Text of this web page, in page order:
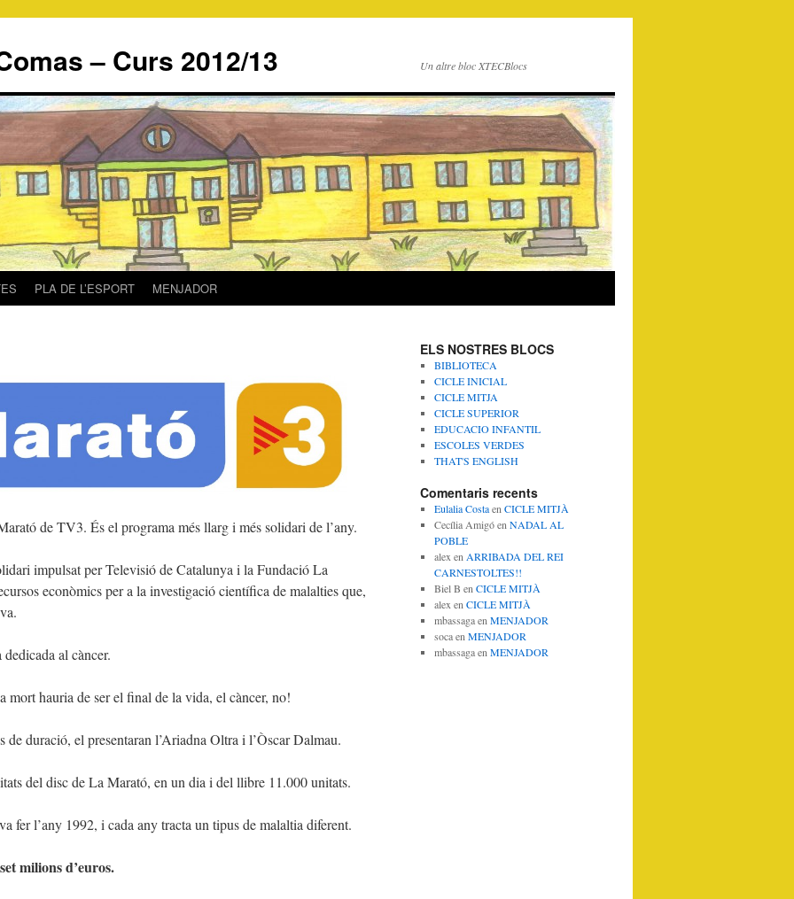
– Curs 2012/13 Un altre bloc XTECBlocs
PLA DE L’ESPORT MENJADOR
de TV3. És el programa més llarg i més solidari de l’any.
impulsat per Televisió de Catalunya i la Fundació La
econòmics per a la investigació científica de malalties que,
al càncer.
mort hauria de ser el final de la vida, el càncer, no!
de duració, el presentaran l’Ariadna Oltra i l’Òscar Dalmau.
del disc de La Marató, en un dia i del llibre 11.000 unitats.
fer l’any 1992, i cada any tracta un tipus de malaltia diferent.
set milions d’euros.
ELS NOSTRES BLOCS
BIBLIOTECA
CICLE INICIAL
CICLE MITJA
CICLE SUPERIOR
EDUCACIO INFANTIL
ESCOLES VERDES
THAT'S ENGLISH
Comentaris recents
Eulalia Costaen CICLE MITJÀ
Cecília Amigóen NADAL AL
POBLE
alex en ARRIBADA DEL REI
CARNESTOLTES!!
Biel B en CICLE MITJÀ
alex en CICLE MITJÀ
mbassagaen MENJADOR
socaen MENJADOR
mbassagaen MENJADOR